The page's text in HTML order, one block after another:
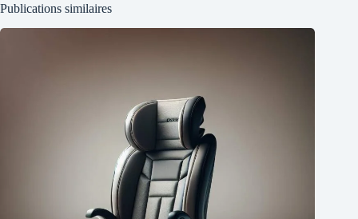
Publications similaires